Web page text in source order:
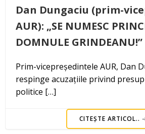
Dan Dungaciu (prim-
AUR): „SE NUMESC
DOMNULE GRINDEANU!”
Prim-vicepreședintele AUR, Dan
respinge acuzațiile privind
politice […]
CITEȘTE ARTICOL..